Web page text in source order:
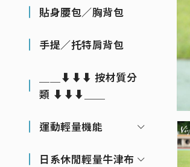
貼身腰包／胸背包
手提／托特肩背包
＿＿⬇⬇⬇ 按材質分
類 ⬇⬇⬇＿＿
運動輕量機能
日系休閒輕量牛津布